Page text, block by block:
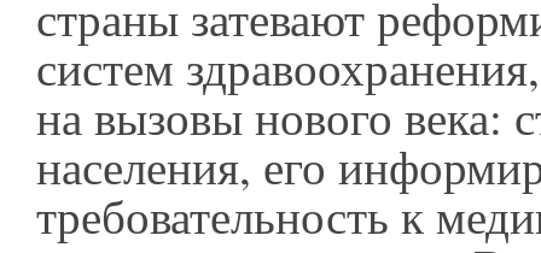
страны затевают
систем
на вызовы нового века:
населения, его
требовательность к